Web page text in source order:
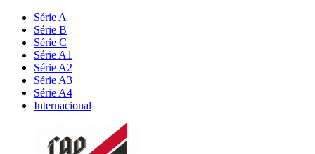
Série A
Série B
Série C
Série A1
Série A2
Série A3
Série A4
Internacional